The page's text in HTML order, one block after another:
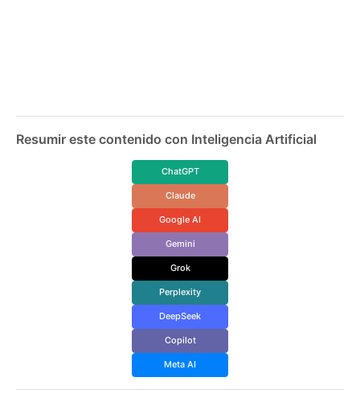
Resumir este contenido con Inteligencia Artificial
ChatGPT
Claude
Google AI
Gemini
Grok
Perplexity
DeepSeek
Copilot
Meta AI